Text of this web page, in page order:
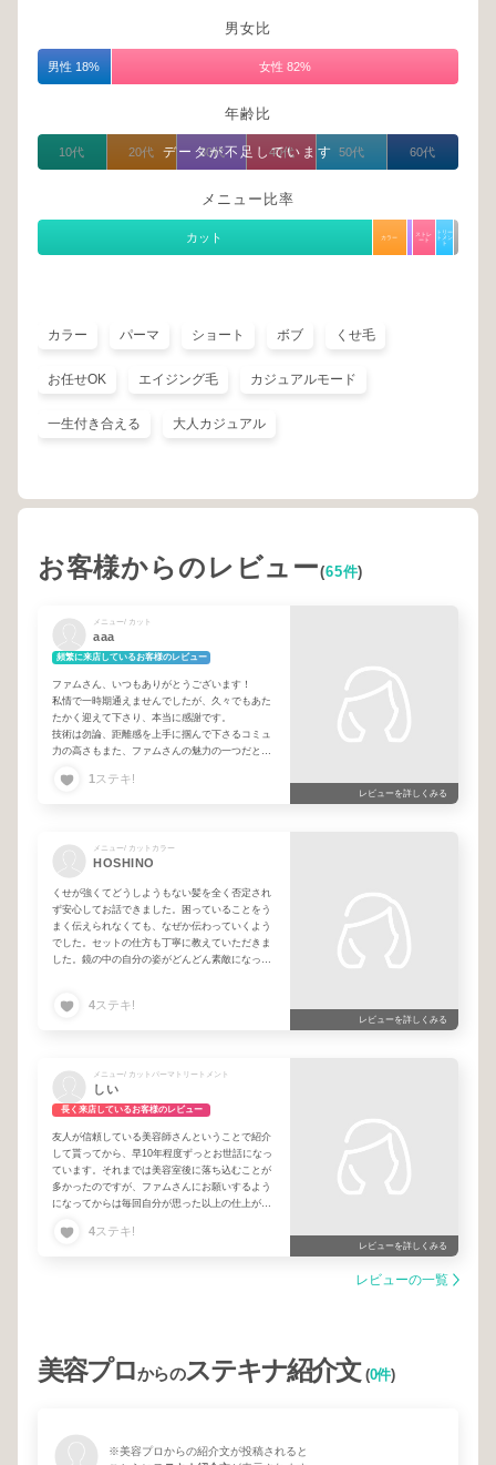
男女比
男性 18% 女性 82%
年齢比
データが不足しています
10代 20代 30代 40代 50代 60代
メニュー比率
カット カラー
ストレ
ート
トリー
トメン
ト
カラー パーマ ショート ボブ くせ毛
お任せOK エイジング毛 カジュアルモード
一生付き合える 大人カジュアル
お客様からのレビュー(65件)
メニュー/ カット
aaa
頻繁に来店しているお客様のレビュー
ファムさん、いつもありがとうございます！
私情で一時期通えませんでしたが、久々でもあた
たかく迎えて下さり、本当に感謝です。
技術は勿論、距離感を上手に掴んで下さるコミュ
力の高さもまた、ファムさんの魅力の一つだと思
そして、やっぱり私にとってファムさんのシンプ
で、想像以上にステキにそしてオシャレに仕上げ
てくれる美容師さんです！
お願いします！
1 ステキ!
レビューを詳しくみる
メニュー/ カットカラー
HOSHINO
くせが強くてどうしようもない髪を全く否定され
ず安心してお話できました。困っていることをう
まく伝えられなくても、なぜか伝わっていくよう
でした。セットの仕方も丁寧に教えていただきま
した。鏡の中の自分の姿がどんどん素敵になって
等感のある方には是非おすすめしたい美容師さん
4ステキ!
レビューを詳しくみる
メニュー/ カットパーマトリートメント
しい
長く来店しているお客様のレビュー
友人が信頼している美容師さんということで紹介
して貰ってから、早10年程度ずっとお世話になっ
ています。それまでは美容室後に落ち込むことが
多かったのですが、ファムさんにお願いするよう
になってからは毎回自分が思った以上の仕上がり
ージを持っていけば、それを自分に似合う形で提
4ステキ!
レビューを詳しくみる
レビューの一覧
美容プロからのステキナ紹介文(0件)
※美容プロからの紹介文が投稿されると